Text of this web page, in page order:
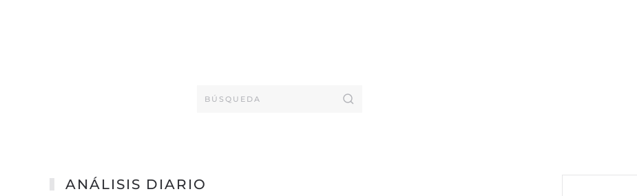
ANÁLISIS DIARIO